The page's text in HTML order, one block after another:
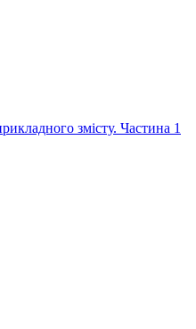
змісту. Частина 1